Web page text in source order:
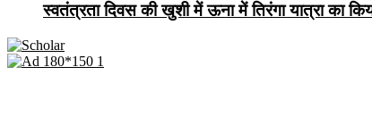
स्वतंत्रता दिवस की खुशी में ऊना में तिरंगा यात्रा का